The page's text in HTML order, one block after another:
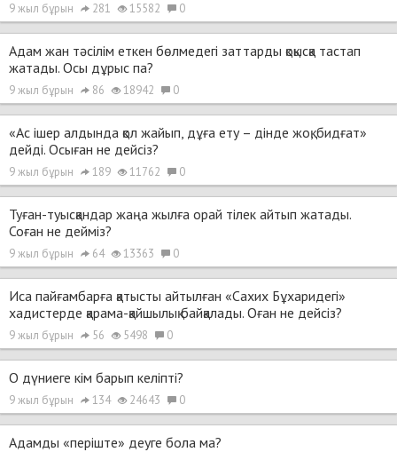
9 жыл бұрын 281 15582 0
Адам жан тәсілім еткен бөлмедегі заттарды қоқысқа тастап
жатады. Осы дұрыс па?
9 жыл бұрын 86 18942 0
«Ас ішер алдында қол жайып, дұға ету – дінде жоқ, бидғат»
дейді. Осыған не дейсіз?
9 жыл бұрын 189 11762 0
Туған-туысқандар жаңа жылға орай тілек айтып жатады.
Соған не дейміз?
9 жыл бұрын 64 13363 0
Иса пайғамбарға қатысты айтылған «Сахих Бұхаридегі»
хадистерде қарама-қайшылық байқалады. Оған не дейсіз?
9 жыл бұрын 56 5498 0
О дүниеге кім барып келіпті?
9 жыл бұрын 134 24643 0
Адамды «періште» деуге бола ма?